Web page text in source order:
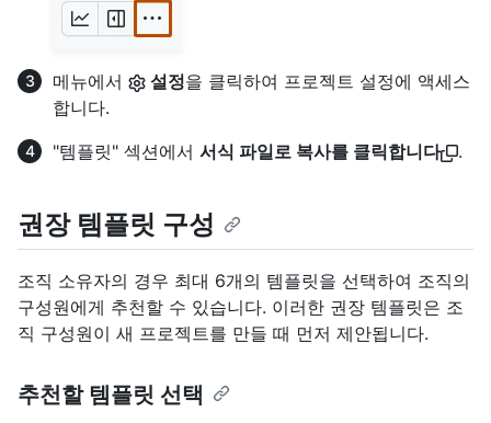
메뉴에서 설정을 클릭하여 프로젝트 설정에 액세스
합니다.
"템플릿" 섹션에서 서식 파일로 복사를 클릭합니다 .
권장 템플릿 구성
조직 소유자의 경우 최대 6개의 템플릿을 선택하여 조직의
구성원에게 추천할 수 있습니다. 이러한 권장 템플릿은 조
직 구성원이 새 프로젝트를 만들 때 먼저 제안됩니다.
추천할 템플릿 선택